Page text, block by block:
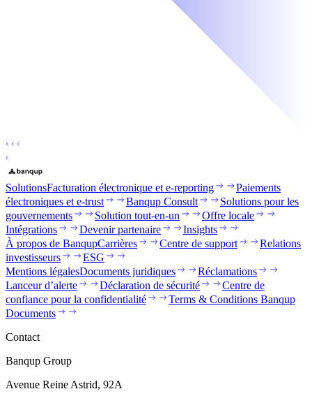
SolutionsFacturation électronique et e-reporting
Paiements
électroniques et e-trust
Banqup Consult
Solutions pour les
gouvernements
Solution tout-en-un
Offre locale
Intégrations
Devenir partenaire
Insights
À propos de BanqupCarrières Centre de support
Relations
investisseurs
ESG
Mentions légalesDocuments juridiques
Réclamations
Lanceur d’alerte
Déclaration de sécurité
Centre de
confiance pour la confidentialité
Terms & Conditions Banqup
Documents
Contact
Banqup Group
Avenue Reine Astrid, 92A